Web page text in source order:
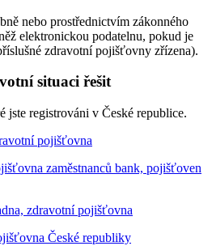
nebo prostřednictvím zákonného
elektronickou podatelnu, pokud je
zdravotní pojišťovny zřízena).
situaci řešit
jste registrováni v České republice.
pojišťovna
zaměstnanců bank, pojišťoven
zdravotní pojišťovna
České republiky